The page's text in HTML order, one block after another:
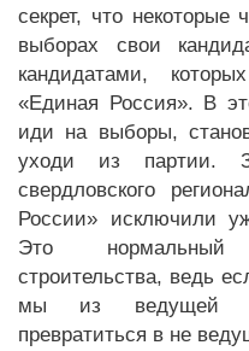
секрет, что
выборах свои
кандидатами,
«Единая Россия». В
иди на выборы,
уходи из партии.
свердловского
России» исключили
Это нормальный
строительства, ведь
мы из ведущей
превратиться в не